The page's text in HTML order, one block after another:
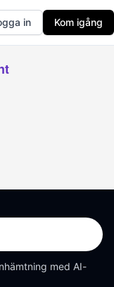
in Kom igång
med AI-